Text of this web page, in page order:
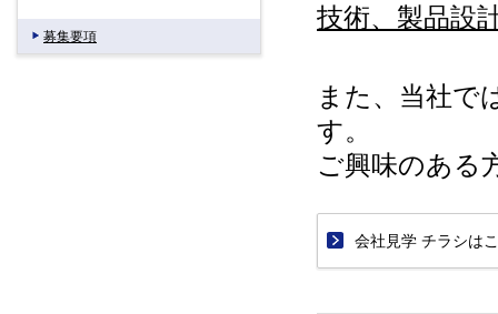
技術、製品設
また、当社で
す。
ご興味のある
会社見学 チラシは
募集要項